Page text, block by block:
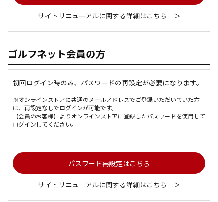
サイトリニューアルに関する詳細はこちら ＞
ゴルフネット会員の方
初回ログイン時のみ、パスワードの再設定が必要になります。
※オンラインストアに共通のメールアドレスでご登録いただいていた方
は、再設定なしでログインが可能です。
【会員のお客様】 よりオンラインストアに登録したパスワードを使用して
ログインしてください。
パスワード再設定はこちら
サイトリニューアルに関する詳細はこちら ＞